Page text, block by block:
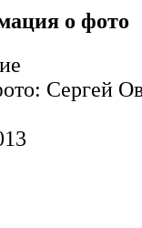
о фото
Сергей